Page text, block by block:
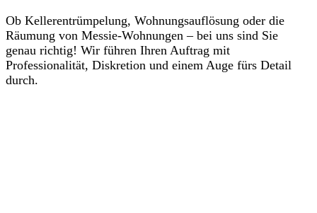
Ob Kellerentrümpelung, Wohnungsauflösung oder die
Räumung von Messie-Wohnungen – bei uns sind Sie
genau richtig! Wir führen Ihren Auftrag mit
Professionalität, Diskretion und einem Auge fürs Detail
durch.